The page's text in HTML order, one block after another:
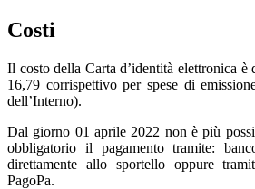
Costi
Il costo della Carta d’identità elettronica
16,79 corrispettivo per spese di
dell’Interno).
Dal giorno 01 aprile 2022 non è più
obbligatorio il pagamento tramite:
direttamente allo sportello oppure
PagoPa.